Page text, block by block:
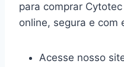
para comprar Cytotec
online, segura e com
Acesse nosso